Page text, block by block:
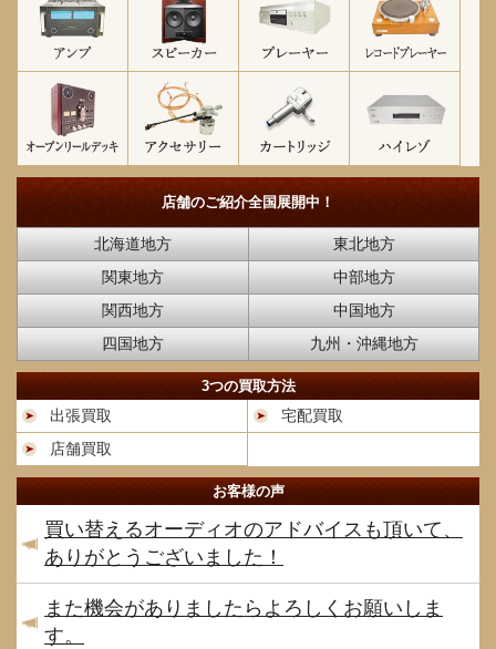
店舗のご紹介全国展開中！
北海道地方
東北地方
関東地方
中部地方
関西地方
中国地方
四国地方
九州・沖縄地方
3つの買取方法
出張買取
宅配買取
店舗買取
お客様の声
買い替えるオーディオのアドバイスも頂いて、
ありがとうございました！
また機会がありましたらよろしくお願いしま
す。